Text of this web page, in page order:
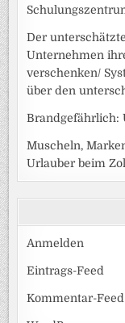
Der
Unternehmen
verschenken/
über den
Brandgefährlich:
Muscheln,
Urlauber beim
Anmelden
Eintrags-Feed
Kommentar-Feed